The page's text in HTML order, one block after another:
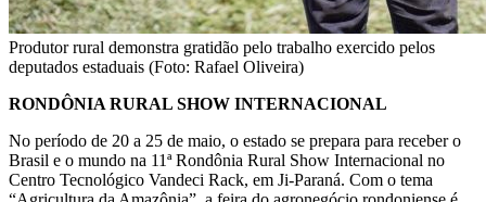
Produtor rural demonstra gratidão pelo trabalho exercido pelos
deputados estaduais (Foto: Rafael Oliveira)
RONDÔNIA RURAL SHOW INTERNACIONAL
No período de 20 a 25 de maio, o estado se prepara para receber o
Brasil e o mundo na 11ª Rondônia Rural Show Internacional no
Centro Tecnológico Vandeci Rack, em Ji-Paraná. Com o tema